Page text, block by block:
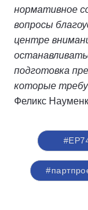
нормативное
вопросы
центре
подготовка
которые
Феликс